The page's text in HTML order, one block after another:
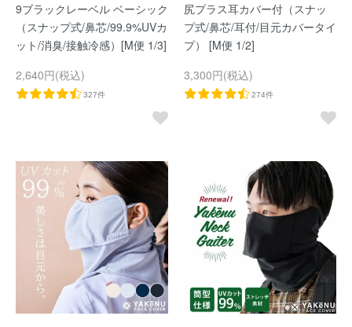
9ブラックレーベル ベーシック
（スナップ式/鼻芯/99.9%UVカ
ット/消臭/接触冷感）[M便 1/3]
2,640円(税込)
327件
尻プラス耳カバー付（スナッ
プ式/鼻芯/耳付/目元カバータイ
プ） [M便 1/2]
3,300円(税込)
274件